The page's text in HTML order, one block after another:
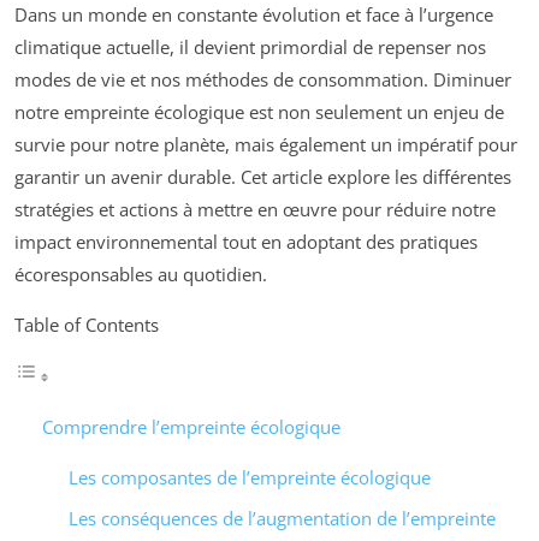
Dans un monde en constante évolution et face à l’urgence
climatique actuelle, il devient primordial de repenser nos
modes de vie et nos méthodes de consommation. Diminuer
notre empreinte écologique est non seulement un enjeu de
survie pour notre planète, mais également un impératif pour
garantir un avenir durable. Cet article explore les différentes
stratégies et actions à mettre en œuvre pour réduire notre
impact environnemental tout en adoptant des pratiques
écoresponsables au quotidien.
Table of Contents
Comprendre l’empreinte écologique
Les composantes de l’empreinte écologique
Les conséquences de l’augmentation de l’empreinte